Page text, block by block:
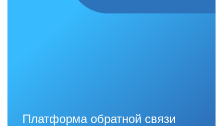
Платформа обратной связи